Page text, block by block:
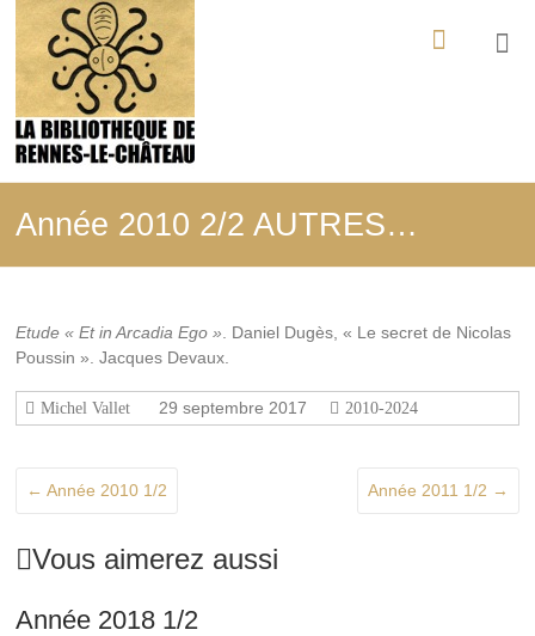
contenu
La
Bibliothèque
de
Rennes-
le-
qui
a
édité,
de
Rennes-
Château,
Année 2010 2/2 AUTRES…
Etude « Et in Arcadia Ego » . Daniel Dugès, « Le secret de Nicolas
Poussin ». Jacques Devaux.
Michel Vallet 29 septembre 2017 2010-2024
← Année 2010 1/2 Année 2011 1/2 →
Vous aimerez aussi
Année 2018 1/2